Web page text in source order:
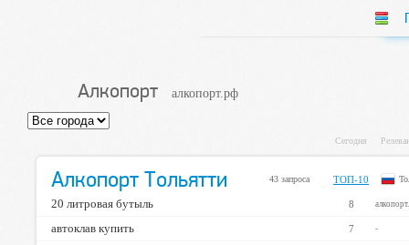
Алкопорт алкопорт.рф
Сегодня
43 запроса
Алкопорт Тольятти ТОП-10
20 литровая бутыль 8
автоклав купить 7 -